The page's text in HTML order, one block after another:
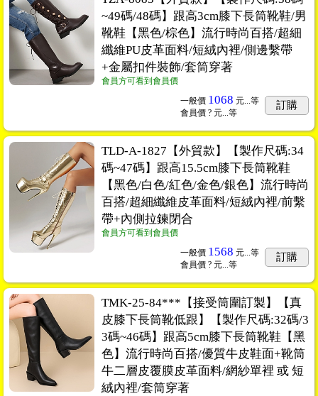
~49碼/48碼】跟高3cm膝下長筒靴鞋/男
靴鞋【黑色/棕色】流行時尚百搭/超細
纖維PU皮革面料/短絨內裡/側邊繫帶
+金屬扣件裝飾/套筒穿著
會員方可看到會員價
一般價 1068 元...等
會員價 ? 元...等
訂購
TLD-A-1827【外貿款】【製作尺碼:34
碼~47碼】跟高15.5cm膝下長筒靴鞋
【黑色/白色/紅色/金色/銀色】流行時尚
百搭/超細纖維皮革面料/短絨內裡/前繫
帶+內側拉鍊閉合
會員方可看到會員價
一般價 1568 元...等
會員價 ? 元...等
訂購
TMK-25-84***【接受筒圍訂製】【真
皮膝下長筒靴低跟】【製作尺碼:32碼/3
3碼~46碼】跟高5cm膝下長筒靴鞋【黑
色】流行時尚百搭/優質牛皮鞋面+靴筒
牛二層皮覆膜皮革面料/網紗單裡 或 短
絨內裡/套筒穿著